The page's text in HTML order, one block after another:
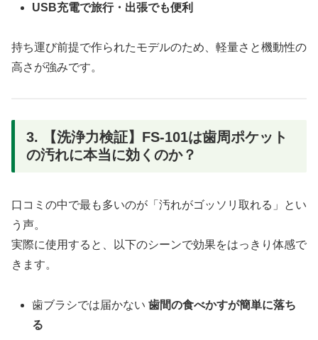
USB充電で旅行・出張でも便利
持ち運び前提で作られたモデルのため、軽量さと機動性の
高さが強みです。
3. 【洗浄力検証】FS-101は歯周ポケット
の汚れに本当に効くのか？
口コミの中で最も多いのが「汚れがゴッソリ取れる」とい
う声。
実際に使用すると、以下のシーンで効果をはっきり体感で
きます。
歯ブラシでは届かない歯間の食べかすが簡単に落ち
る